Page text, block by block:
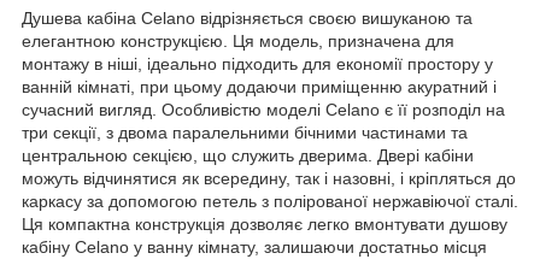
Душева кабіна Celano відрізняється своєю вишуканою та
елегантною конструкцією. Ця модель, призначена для
монтажу в ніші, ідеально підходить для економії простору у
ванній кімнаті, при цьому додаючи приміщенню акуратний і
сучасний вигляд. Особливістю моделі Celano є її розподіл на
три секції, з двома паралельними бічними частинами та
центральною секцією, що служить дверима. Двері кабіни
можуть відчинятися як всередину, так і назовні, і кріпляться до
каркасу за допомогою петель з полірованої нержавіючої сталі.
Ця компактна конструкція дозволяє легко вмонтувати душову
кабіну Celano у ванну кімнату, залишаючи достатньо місця